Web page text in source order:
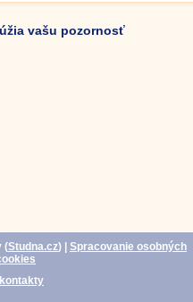
vašu pozornosť
(Studna.cz)
Spracovanie osobných